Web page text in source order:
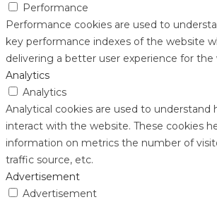
Performance
Performance cookies are used to
key performance indexes of the website
delivering a better user experience for the
Analytics
Analytics
Analytical cookies are used to understand
interact with the website. These cookies
information on metrics the number of
traffic source, etc.
Advertisement
Advertisement